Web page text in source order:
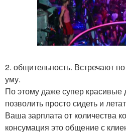
2. общительность. Встречают
уму.
По этому даже супер красивые
позволить просто сидеть и
Ваша зарплата от количества
консумация это общение с